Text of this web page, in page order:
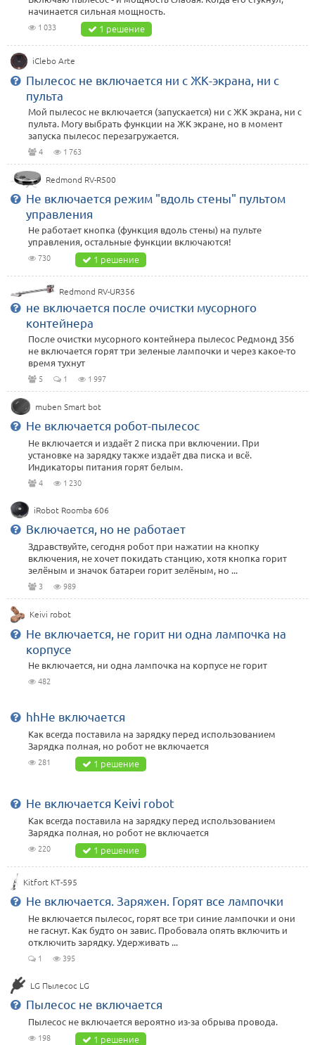
начинается сильная мощность.
1 033 1 решение
iClebo Arte
Пылесос не включается ни с ЖК-экрана, ни с
пульта
Мой пылесос не включается (запускается) ни с ЖК экрана, ни с
пульта. Могу выбрать функции на ЖК экране, но в момент
запуска пылесос перезагружается.
4 1 763
Redmond RV-R500
Не включается режим "вдоль стены" пультом
управления
Не работает кнопка (функция вдоль стены) на пульте
управления, остальные функции включаются!
730 1 решение
Redmond RV-UR356
не включается после очистки мусорного
контейнера
После очистки мусорного контейнера пылесос Редмонд 356
не включается горят три зеленые лампочки и через какое-то
время тухнут
5 1 1 997
muben Smart bot
Не включается робот-пылесос
Не включается и издаёт 2 писка при включении. При
установке на зарядку также издаёт два писка и всё.
Индикаторы питания горят белым.
4 1 230
iRobot Roomba 606
Включается, но не работает
Здравствуйте, сегодня робот при нажатии на кнопку
включения, не хочет покидать станцию, хотя кнопка горит
зелёным и значок батареи горит зелёным, но ...
3 989
Keivi robot
Не включается, не горит ни одна лампочка на
корпусе
Не включается, ни одна лампочка на корпусе не горит
482
hhНе включается
Как всегда поставила на зарядку перед использованием
Зарядка полная, но робот не включается
281 1 решение
Не включается Keivi robot
Как всегда поставила на зарядку перед использованием
Зарядка полная, но робот не включается
220 1 решение
Kitfort KT-595
Не включается. Заряжен. Горят все лампочки
Не включается пылесос, горят все три синие лампочки и они
не гаснут. Как будто он завис. Пробовала опять включить и
отключить зарядку. Удерживать ...
1 395
LG Пылесос LG
Пылесос не включается
Пылесос не включается вероятно из-за обрыва провода.
198 1 решение